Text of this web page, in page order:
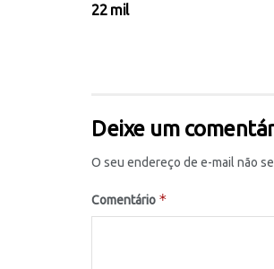
22 mil
Deixe um
O seu endereço de e-mail não
Comentário *